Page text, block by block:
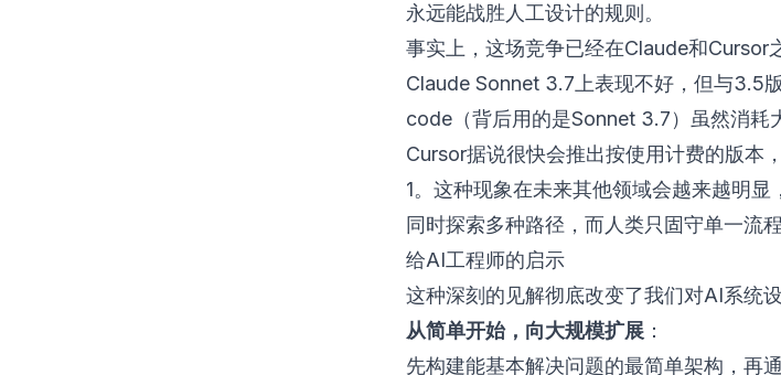
永远能战胜人工设计的规则。
事实上，这场竞争已经在Claude和Cursor
Claude Sonnet 3.7上表现不好，但与3.5
code（背后用的是Sonnet 3.7）虽然消耗
Cursor据说很快会推出按使用计费的版本
1。这种现象在未来其他领域会越来越明
同时探索多种路径，而人类只固守单一流程
给AI工程师的启示
这种深刻的见解彻底改变了我们对AI系统
从简单开始，向大规模扩展 ：
先构建能基本解决问题的最简单架构，再